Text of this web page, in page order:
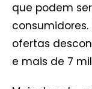
que podem
ofertas
e mais de 7